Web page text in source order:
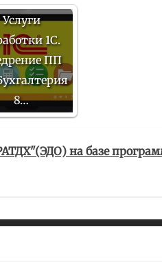
Услуги
1С.
ПП
8…
на базе